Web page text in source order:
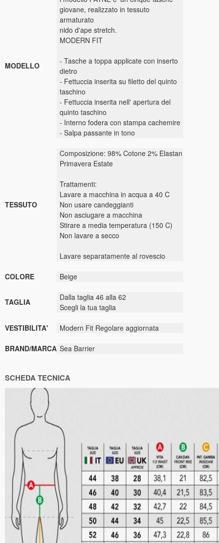
MODELLO
giovane, realizzato in tessuto
armaturato
nido d'ape stretch.
MODERN FIT
- Tasche a toppa applicate con inserto
dietro
- Fettuccia inserita su filetto del quinto
taschino
- Fettuccia inserita nell' apertura del
quinto taschino
- Interno fodera con stampa cachemire
- Salpa passante in tono
TESSUTO
Composizione: 98% Cotone 2% Elastan
Primavera Estate
Trattamenti:
Lavare a macchina in acqua a 40 C
Non usare candeggianti
Non asciugare a macchina
Stirare a media temperatura (150 C)
Non lavare a secco
Lavare separatamente al rovescio
COLORE Beige
TAGLIA
Dalla taglia 46 alla 62
Scegli la tua taglia
VESTIBILITA' Modern Fit Regolare aggiornata
BRAND/MARCA Sea Barrier
SCHEDA TECNICA